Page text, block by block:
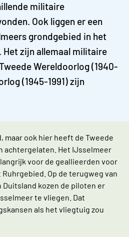
militaire
Ook liggen er een
grondgebied in het
Het zijn allemaal militaire
Wereldoorlog (1940-
(1945-1991) zijn
maar ook hier heeft de Tweede
achtergelaten. Het IJsselmeer
voor de geallieerden voor
Op de terugweg van
kozen de piloten er
te vliegen. Dat
als het vliegtuig zou